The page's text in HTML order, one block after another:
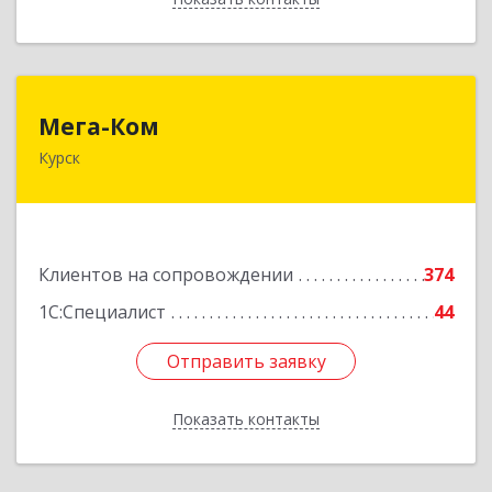
Мега-Ком
Курск
Клиентов на сопровождении
374
1С:Специалист
44
Отправить заявку
Показать контакты
305001, Курская обл, Курск г, Красной Армии ул,
Отправить заявку
Назад